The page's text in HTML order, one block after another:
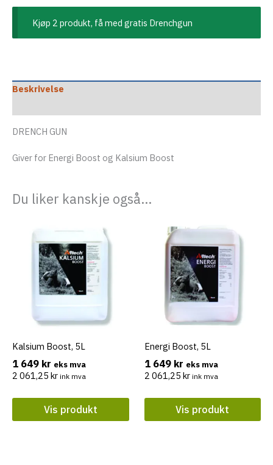
Kjøp 2 produkt, få med gratis Drenchgun
Beskrivelse
DRENCH GUN
Giver for Energi Boost og Kalsium Boost
Du liker kanskje også…
Kalsium Boost, 5L
1 649 kr eks mva
2 061,25 kr ink mva
Vis produkt
Energi Boost, 5L
1 649 kr eks mva
2 061,25 kr ink mva
Vis produkt